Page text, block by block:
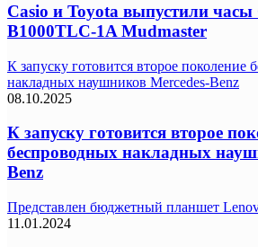
Casio и Toyota выпустили
B1000TLC-1A Mudmaster
К запуску готовится второе поколение
накладных наушников Mercedes-Benz
08.10.2025
К запуску готовится второе
беспроводных накладных
Benz
Представлен бюджетный планшет
11.01.2024